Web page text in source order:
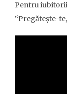
Pentru
“Pregătește-